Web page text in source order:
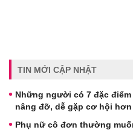
TIN MỚI CẬP NHẬT
Những người có 7 đặc
nâng đỡ, dễ gặp cơ hội
Phụ nữ cô đơn thường